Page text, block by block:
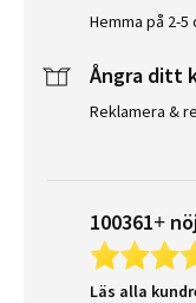
Hemma på 2-
Ångra ditt
Reklamera &
100361+
Läs alla